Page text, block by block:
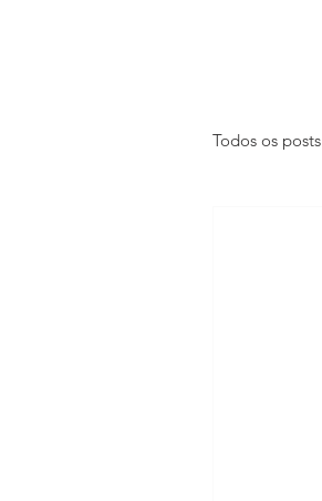
Todos os posts